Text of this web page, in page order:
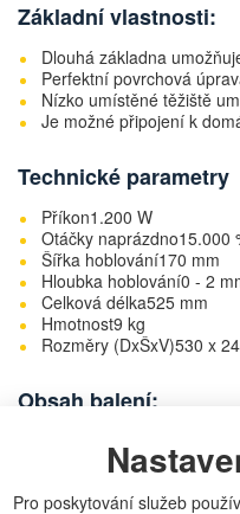
Pro poskytování služeb
Základní vlastnosti:
Dlouhá základna
Perfektní povrchová
Nízko umístěné těžiště
Je možné připojení k
Technické parametry
Příkon1.200 W
Otáčky naprázdno15.000
Šířka hoblování170 mm
Hloubka hoblování0 - 2
Celková délka525 mm
Hmotnost9 kg
Rozměry (DxŠxV)530 x
Obsah balení:
HSS nůž (nainstalovaný)
Odsávací adaptér